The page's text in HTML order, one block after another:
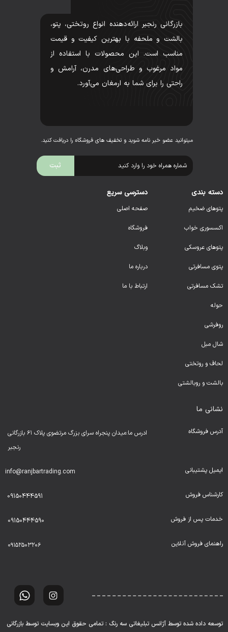
بازرگانی رنجبر ارائه‌دهنده انواع روتختی، پتو،
بالشت و ملحفه با بهترین کیفیت و قیمت
مناسب است. این محصولات با استفاده از
مواد مرغوب و طراحی‌های مدرن، آرامش و
راحتی را برای شما به ارمغان می‌آورد.
میتوانید عضو خبر نامه شوید و تخفیف های فروشگاه را دریافت کنید.
دسته بندی
پتوهای ضخیم
اکسسوری خواب
پتوهای عروسکی
پتوی مسافرتی
تشک مسافرتی
حوله
روفرشی
شال مبل
لحاف و روتختی
بالشت و روبالشتی
دسترسی سریع
صفحه اصلی
فروشگاه
وبلاگ
درباره ما
ارتباط با ما
نشانی ما
آدرس فروشگاه
ادرس ما:میدان پنجراه سرای بزرگ مرتضوی پلاک ۶۱ بازرگانی
رنجبر
ایمیل پشتیبانی info@ranjbartrading.com
کارشناس فروش 09150444591
خدمات پس از فروش 09150444590
راهنمای فروش آنلاین ۰۹۱۵۲۵۰۳۲۰۶
توسعه داده شده توسط آژانس تبلیغاتی سه رنگ : تمامی حقوق این وبسایت توسط بازرگانی